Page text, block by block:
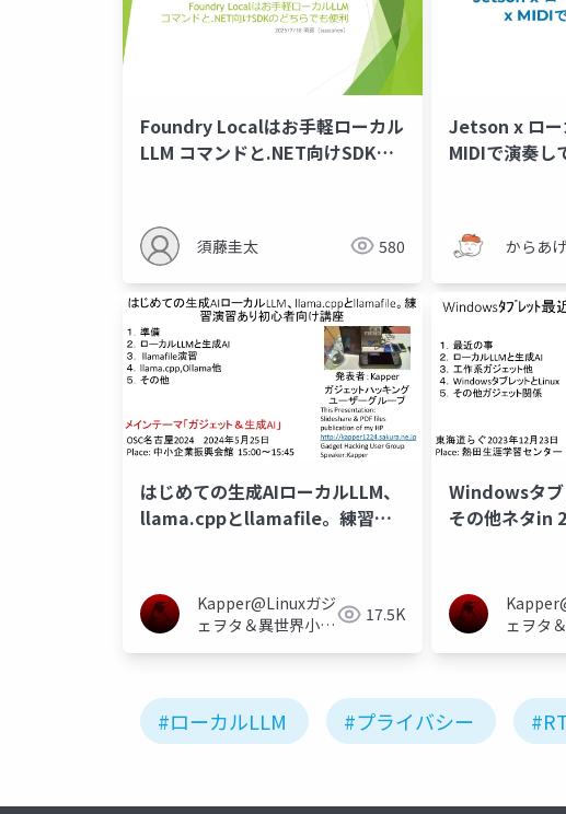
Foundry Localはお手軽ローカル
LLM コマンドと.NET向けSDKの
須藤圭太 580
Jetson x ロー
MIDIで演奏し
からあげ
はじめての生成AIローカルLLM、
llama.cppとllamafile。練習演
Kapper@Linuxガジ
ェヲタ＆異世界小説
17.5K
Windowsタブ
その他ネタin
ェヲタ
#ローカルLLM #プライバシー